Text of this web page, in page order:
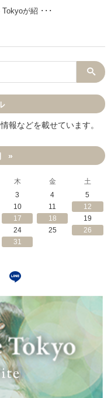
Tokyoが紹 ･･･
報などを載せています。
»
木 金
土
3 4
5
10 11
12
17 18
19
24 25
26
31
YouTube